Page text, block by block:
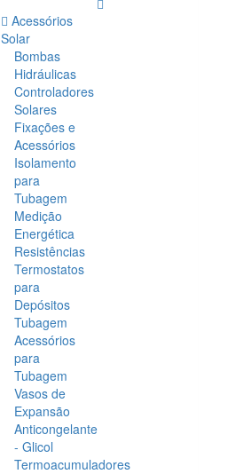
Acessórios
Solar
Bombas
Hidráulicas
Controladores
Solares
Fixações e
Acessórios
Isolamento
para
Tubagem
Medição
Energética
Resistências
Termostatos
para
Depósitos
Tubagem
Acessórios
para
Tubagem
Vasos de
Expansão
Anticongelante
- Glicol
Termoacumuladores